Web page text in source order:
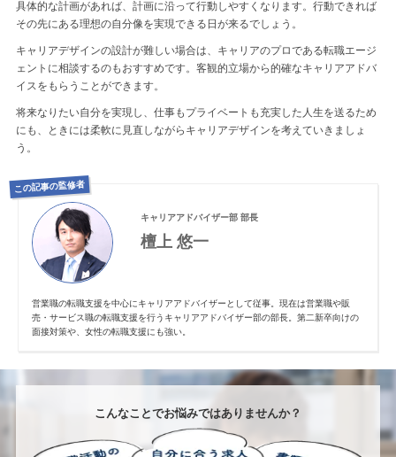
具体的な計画があれば、計画に沿って行動しやすくなります。行動できれば
その先にある理想の自分像を実現できる日が来るでしょう。
キャリアデザインの設計が難しい場合は、キャリアのプロである転職エージ
ェントに相談するのもおすすめです。客観的立場から的確なキャリアアドバ
イスをもらうことができます。
将来なりたい自分を実現し、仕事もプライベートも充実した人生を送るため
にも、ときには柔軟に見直しながらキャリアデザインを考えていきましょ
う。
この記事の監修者
キャリアアドバイザー部 部長
檀上 悠一
営業職の転職支援を中心にキャリアアドバイザーとして従事。現在は営業職や販
売・サービス職の転職支援を行うキャリアアドバイザー部の部長。第二新卒向けの
面接対策や、女性の転職支援にも強い。
こんなことでお悩みではありませんか？